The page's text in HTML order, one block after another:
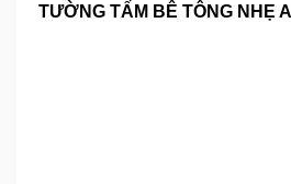
TƯỜNG TẤM BÊ TÔNG NHẸ